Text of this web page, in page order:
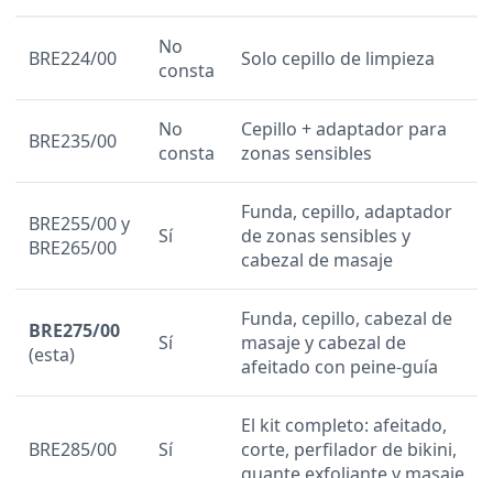
BRE224/00
No
consta
Solo cepillo de limpieza
BRE235/00
No
consta
Cepillo + adaptador para
zonas sensibles
BRE255/00 y
BRE265/00
Sí
Funda, cepillo, adaptador
de zonas sensibles y
cabezal de masaje
BRE275/00
(esta)
Sí
Funda, cepillo, cabezal de
masaje y cabezal de
afeitado con peine-guía
BRE285/00 Sí
El kit completo: afeitado,
corte, perfilador de bikini,
guante exfoliante y masaje